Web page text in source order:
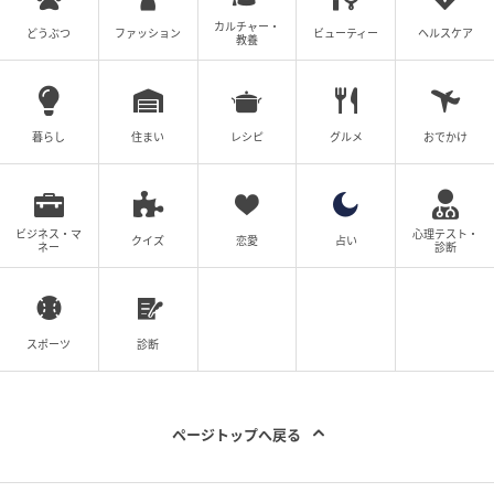
本来はグリップ部分が上向きになるように耳に差し込
んで使用しますが、筆者の耳では少し大きかったた
TVをつけて試してみました。人の話し声はある程度聞
られます。完璧な無音にするのではなく、音源から遠
ざかったようなマイルドな聞こえ方になるため、集中
したい時やリラックスしたい時に最適です。
どうぶつ ファッション
カルチャー・
教養
ビューティー ヘルスケア
暮らし 住まい レシピ グルメ おでかけ
ビジネス・マ
ネー
クイズ 恋愛 占い
心理テスト・
診断
スポーツ 診断
ページトップへ戻る